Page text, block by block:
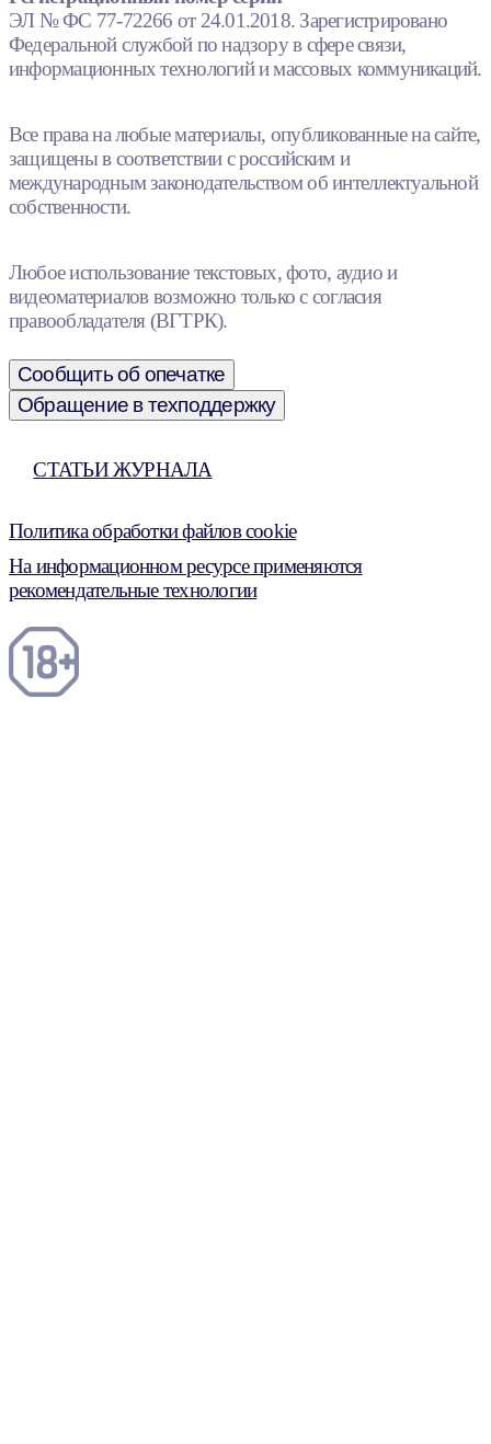
ЭЛ № ФС 77-72266 от 24.01.2018. Зарегистрировано
Федеральной службой по надзору в сфере связи,
информационных технологий и массовых коммуникаций.
Все права на любые материалы, опубликованные на сайте,
защищены в соответствии с российским и
международным законодательством об интеллектуальной
собственности.
Любое использование текстовых, фото, аудио и
видеоматериалов возможно только с согласия
правообладателя (ВГТРК).
Сообщить об опечатке
Обращение в техподдержку
СТАТЬИ ЖУРНАЛА
Политика обработки файлов cookie
На информационном ресурсе применяются
рекомендательные технологии